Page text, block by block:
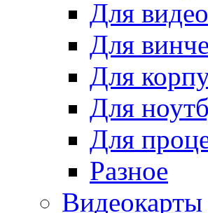
Для
Для
Для
Для
Для
Разное
Видеокарты